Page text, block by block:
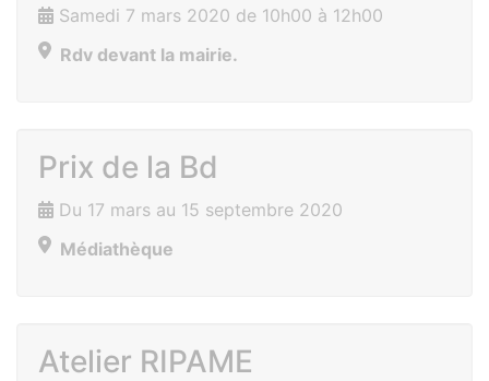
Samedi 7 mars 2020 de 10h00 à 12h00
Rdv devant la mairie.
Prix de la Bd
Du 17 mars au 15 septembre 2020
Médiathèque
Atelier RIPAME